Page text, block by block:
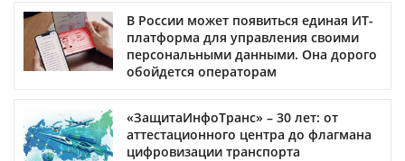
В России может появиться единая ИТ-
платформа для управления своими
персональными данными. Она дорого
обойдется операторам
«ЗащитаИнфоТранс» – 30 лет: от
аттестационного центра до флагмана
цифровизации транспорта